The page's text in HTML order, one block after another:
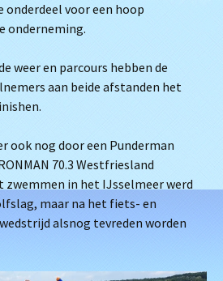
voor een hoop
onderneming.
weer en parcours hebben de
aan beide afstanden het
ook nog door een Punderman
70.3 Westfriesland
zwemmen in het IJsselmeer werd
maar na het fiets- en
alsnog tevreden worden